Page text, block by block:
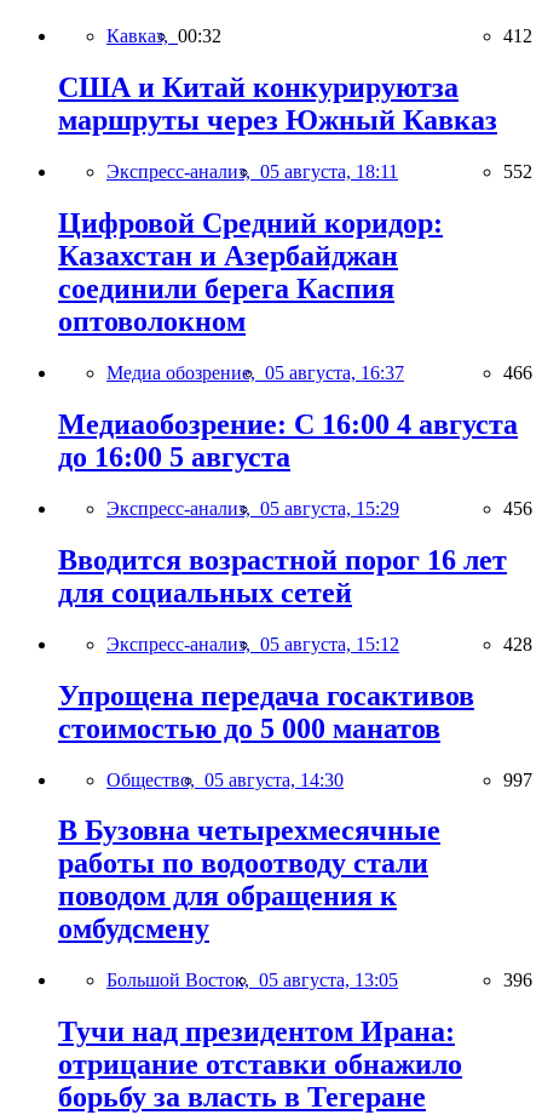
Кавказ, 00:32 412
США и Китай конкурируютза
маршруты через Южный Кавказ
Экспресс-анализ, 05 августа, 18:11 552
Цифровой Средний коридор:
Казахстан и Азербайджан
соединили берега Каспия
оптоволокном
Медиа обозрение, 05 августа, 16:37 466
Медиаобозрение: С 16:00 4 августа
до 16:00 5 августа
Экспресс-анализ, 05 августа, 15:29 456
Вводится возрастной порог 16 лет
для социальных сетей
Экспресс-анализ, 05 августа, 15:12 428
Упрощена передача госактивов
стоимостью до 5 000 манатов
Общество, 05 августа, 14:30 997
В Бузовна четырехмесячные
работы по водоотводу стали
поводом для обращения к
омбудсмену
Большой Восток, 05 августа, 13:05 396
Тучи над президентом Ирана:
отрицание отставки обнажило
борьбу за власть в Тегеране